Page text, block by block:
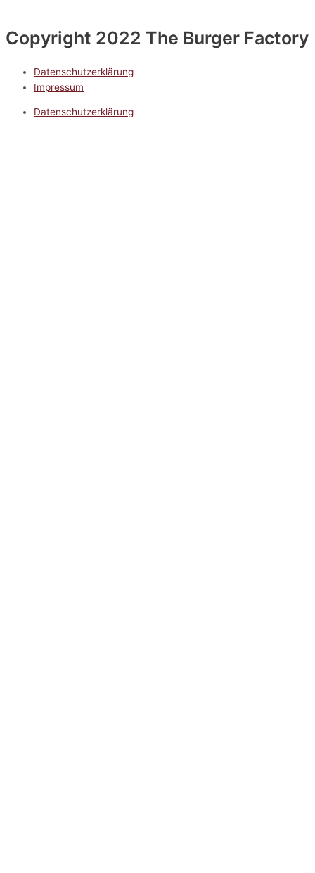
Copyright 2022 The Burger Factory
Datenschutzerklärung
Impressum
Datenschutzerklärung